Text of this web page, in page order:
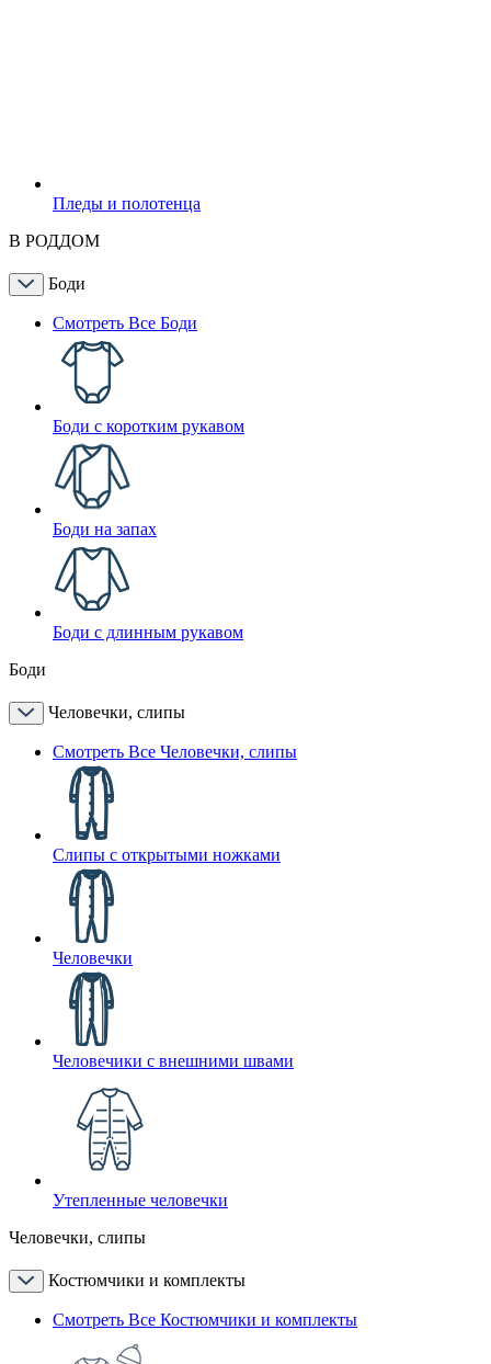
Пледы и полотенца
В РОДДОМ
Боди
Смотреть Все Боди
Боди с коротким рукавом
Боди на запах
Боди с длинным рукавом
Боди
Человечки, слипы
Смотреть Все Человечки, слипы
Слипы с открытыми ножками
Человечки
Человечики с внешними швами
Утепленные человечки
Человечки, слипы
Костюмчики и комплекты
Смотреть Все Костюмчики и комплекты